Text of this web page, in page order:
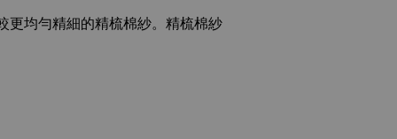
更均勻精細的精梳棉紗。精梳棉紗